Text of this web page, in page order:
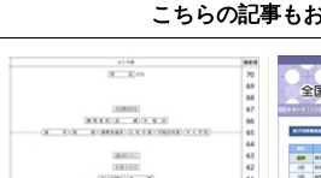
こちらの記事も